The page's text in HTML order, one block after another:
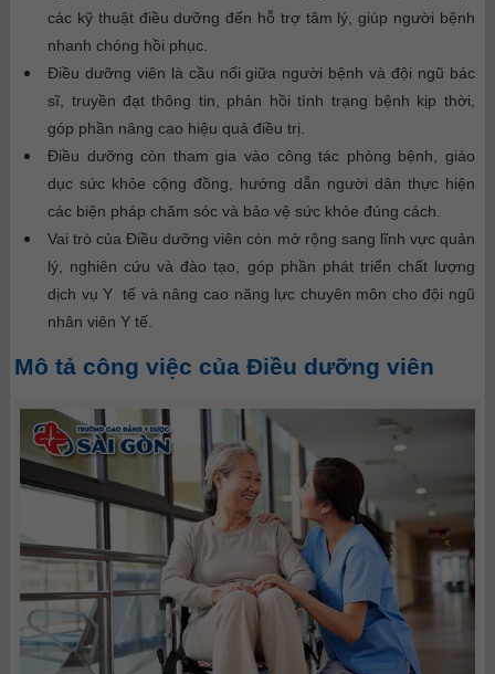
các kỹ thuật điều dưỡng đến hỗ trợ tâm lý, giúp người bệnh
nhanh chóng hồi phục.
Điều dưỡng viên là cầu nối giữa người bệnh và đội ngũ bác
sĩ, truyền đạt thông tin, phản hồi tình trạng bệnh kịp thời,
góp phần nâng cao hiệu quả điều trị.
Điều dưỡng còn tham gia vào công tác phòng bệnh, giáo
dục sức khỏe cộng đồng, hướng dẫn người dân thực hiện
các biện pháp chăm sóc và bảo vệ sức khỏe đúng cách.
Vai trò của Điều dưỡng viên còn mở rộng sang lĩnh vực quản
lý, nghiên cứu và đào tạo, góp phần phát triển chất lượng
dịch vụ Y tế và nâng cao năng lực chuyên môn cho đội ngũ
nhân viên Y tế.
Mô tả công việc của Điều dưỡng viên